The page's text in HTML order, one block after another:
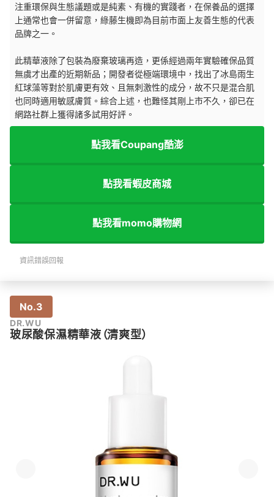
注重環保與生態議題或是純素、有機的實踐者，在保養品的選擇
上通常也會一併留意，綠藤生機即為目前市面上友善生態的代表
品牌之一。
此精華液除了包裝為廢棄玻璃再造，更係經過兩年實驗確保品質
無虞才出產的近期新品；開發者從極端環境中，找出了冰島雨生
紅球藻等對於肌膚更有效、且無刺激性的成分，故不只是混合肌
也同時適用敏感膚質。綜合上述，也難怪其剛上市不久，卻已在
網路社群上獲得諸多試用好評。
點我看Coupang酷澎
點我看蝦皮商城
點我看momo購物網
資訊錯誤回報
No.3
DR.WU
玻尿酸保濕精華液（清爽型）